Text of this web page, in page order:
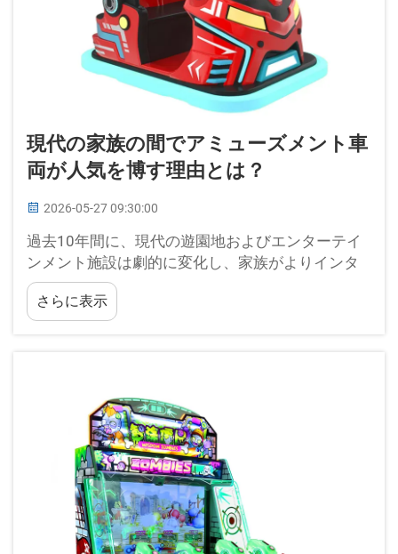
現代の家族の間でアミューズメント車
両が人気を博す理由とは？
2026-05-27 09:30:00
過去10年間に、現代の遊園地およびエンターテイ
ンメント施設は劇的に変化し、家族がよりインタ
ラクティブで没入感のある体験を求めるようにな
っています。ビデオゲーム式アミューズメント機
器の進化は、こうした変化の柱となっています…
さらに表示